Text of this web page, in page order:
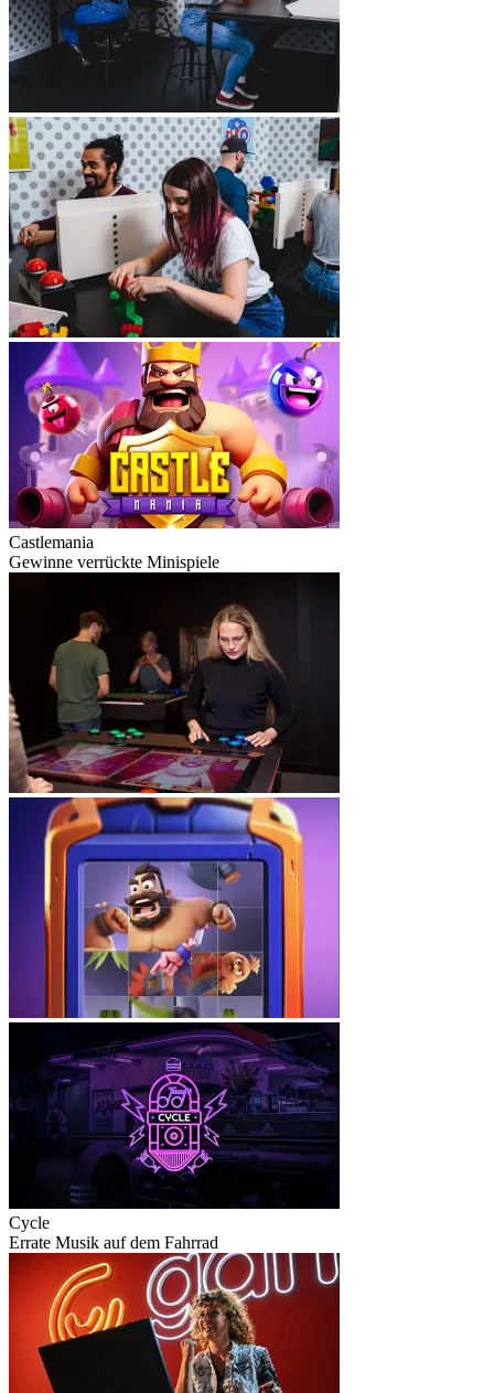
Castlemania
Gewinne verrückte Minispiele
Cycle
Errate Musik auf dem Fahrrad